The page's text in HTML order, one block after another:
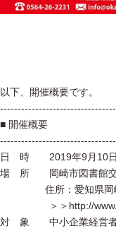
以下、開催概要です。
■ 開催概要
日 時 2019年9月10日
場 所 岡崎市図書館交
住所：愛知県岡崎市
＞＞http://
対 象 中小企業経営者